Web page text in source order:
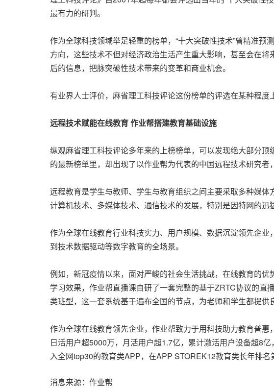
最有力的研判。
作为全球科技领域举足轻重的榜单，“十大突破性技术”曾精准
方向，这些技术不但对经济政治生活产生重大影响，甚至会在
后的信息，把脉突破性技术带来的变革和商业机会。
有业界人士评价，麻省理工科技评论这份榜单的评选在某种程度
远程技术赋能在线教育 作业帮搭建教育基础设施
纵观麻省理工科技评论多年来的上榜榜单，可以发现绝大部分
的最新榜单里，却出现了以作业帮为代表的中国远程技术研究
远程教育是学生与教师、学生与教育组织之间主要采取多种媒
计算机技术、多媒体技术、通信技术的发展，特别是因特网的
作为全球在线教育行业科技实力、用户规模、数据沉淀领先企业，
到技术数据驱动等数字教育的全场景。
例如，新冠疫情以来，面对严峻的社会生活挑战，在线教育的
学习效果，作业帮直播课自研了一套完整的基于ZRTC协议的
类班型，这一套系统基于遍布全国的节点，为老师和学生都提供
作为全球在线教育领先企业， 作业帮致力于用科技助力教育普惠
日活用户超5000万，月活用户超1.7亿，累计激活用户设备超8
入全网top30的教育类APP，在APP STOREK12教育类长年排
消息来源：作业帮